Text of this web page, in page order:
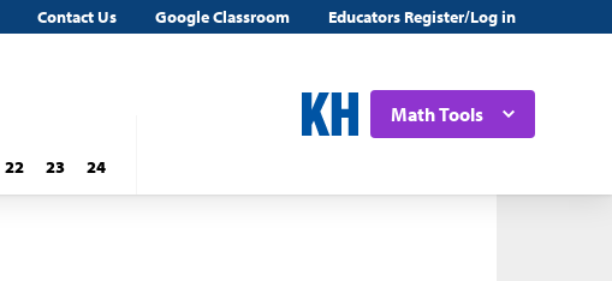
Contact Us Google Classroom Educators Register/Log in
Math Tools
22 23 24